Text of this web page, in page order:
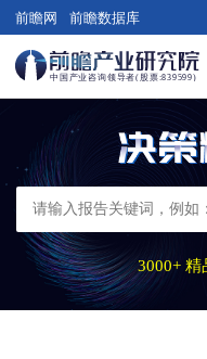
前瞻网 前瞻数据库
3000+ 精